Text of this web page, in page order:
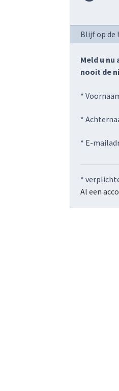
Blijf op de
Meld u nu
nooit de
*
*
* E-
*
Al een